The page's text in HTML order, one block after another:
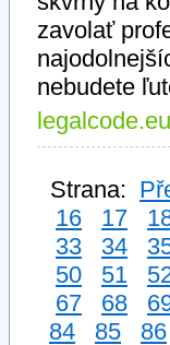
zavolať
nebudete
Strana:
16
17
33
34
50
51
67
68
84
85 86